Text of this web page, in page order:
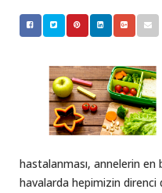
g
hastalanması, annelerin en
havalarda hepimizin direnci